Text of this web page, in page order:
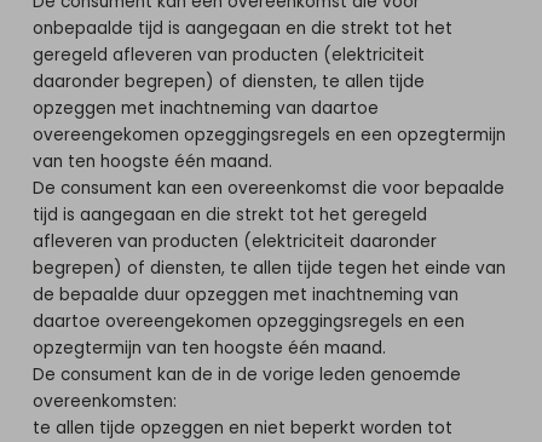
onbepaalde tijd is aangegaan en die strekt tot het
geregeld afleveren van producten (elektriciteit
daaronder begrepen) of diensten, te allen tijde
opzeggen met inachtneming van daartoe
overeengekomen opzeggingsregels en een opzegtermijn
van ten hoogste één maand.
De consument kan een overeenkomst die voor bepaalde
tijd is aangegaan en die strekt tot het geregeld
afleveren van producten (elektriciteit daaronder
begrepen) of diensten, te allen tijde tegen het einde van
de bepaalde duur opzeggen met inachtneming van
daartoe overeengekomen opzeggingsregels en een
opzegtermijn van ten hoogste één maand.
De consument kan de in de vorige leden genoemde
overeenkomsten:
te allen tijde opzeggen en niet beperkt worden tot